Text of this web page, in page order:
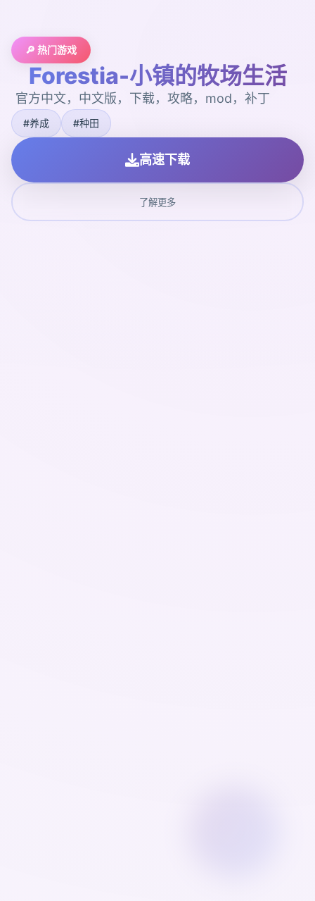
🔎 热门游戏
Forestia-小镇的牧场生活
官方中文，中文版，下载，攻略，mod，补丁
#养成 #种田
高速下载
了解更多